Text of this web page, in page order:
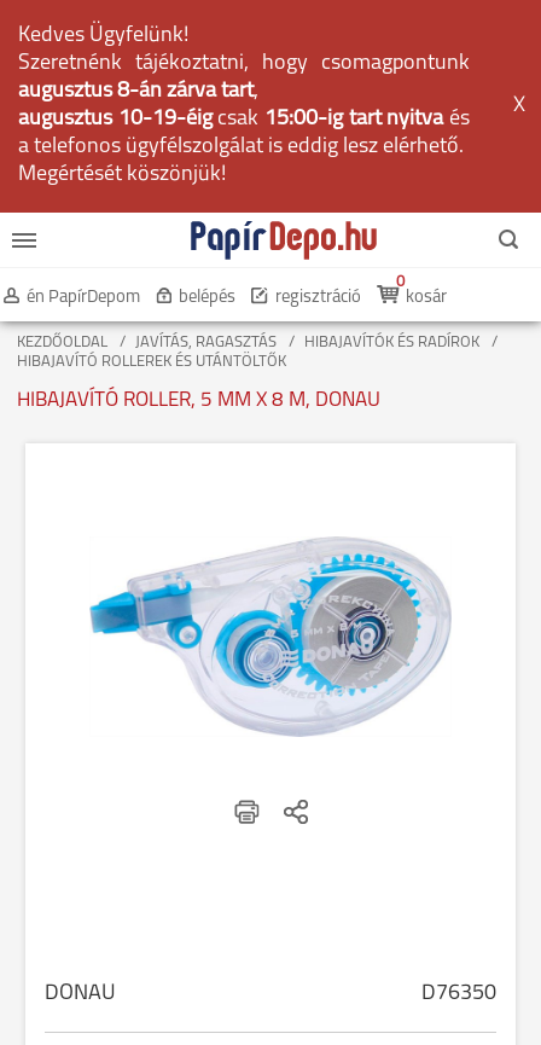
Kedves Ügyfelünk!
Szeretnénk tájékoztatni, hogy csomagpontunk
augusztus 8-án zárva tart,
augusztus 10-19-éig csak 15:00-ig tart nyitvaés
a telefonos ügyfélszolgálat is eddig lesz elérhető.
Megértését köszönjük!
X
én PapírDepom belépés regisztráció kosár
0
KEZDŐOLDAL JAVÍTÁS, RAGASZTÁS
HIBAJAVÍTÓK ÉS RADÍROK
HIBAJAVÍTÓ ROLLEREK ÉS UTÁNTÖLTŐK
HIBAJAVÍTÓ ROLLER, 5 MM X 8 M, DONAU
DONAU D76350